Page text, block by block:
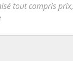
tout compris prix,